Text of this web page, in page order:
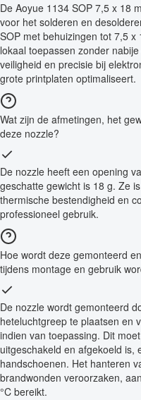
De Aoyue 1134 SOP 7,5 x 18
voor het solderen en
SOP met behuizingen tot 7,5
lokaal toepassen zonder
veiligheid en precisie bij
grote printplaten optimaliseert.
Wat zijn de afmetingen, het
deze nozzle?
De nozzle heeft een opening
geschatte gewicht is 18 g. Ze
thermische bestendigheid en
professioneel gebruik.
Hoe wordt deze gemonteerd
tijdens montage en gebruik
De nozzle wordt gemonteerd
heteluchtgreep te plaatsen en
indien van toepassing. Dit
uitgeschakeld en afgekoeld is,
handschoenen. Het hanteren
brandwonden veroorzaken,
°C bereikt.